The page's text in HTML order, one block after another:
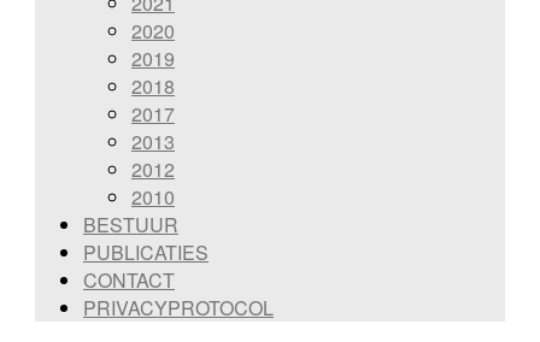
2020
2019
2018
2017
2013
2012
2010
BESTUUR
PUBLICATIES
CONTACT
PRIVACYPROTOCOL